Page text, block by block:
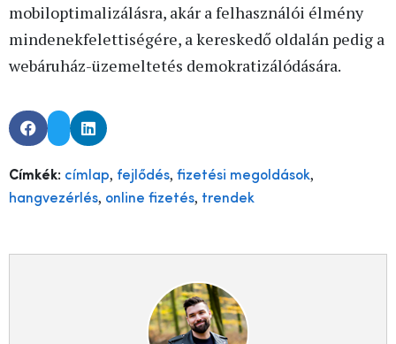
mobiloptimalizálásra, akár a felhasználói élmény
mindenekfelettiségére, a kereskedő oldalán pedig a
webáruház-üzemeltetés demokratizálódására.
Címkék: címlap, fejlődés, fizetési megoldások,
hangvezérlés, online fizetés, trendek